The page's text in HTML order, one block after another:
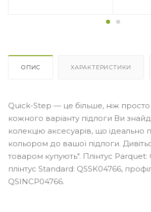
ОПИС ХАРАКТЕРИСТИКИ
Quick-Step — це більше, ніж просто
кожного варіанту підлоги Ви
колекцію аксесуарів, що ідеально
кольором до вашої підлоги.
товаром купують". Плінтус Parquet:
плінтус Standard: QSSK04766,
QSINCP04766.